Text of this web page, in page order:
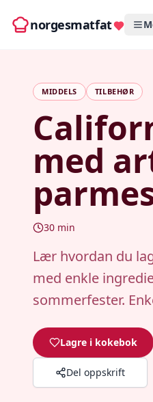
norgesmatfat
MIDDELS TILBEHØR
med
30 min
Lær hvordan du
med enkle
sommerfester.
Lagre i kokebok
Del oppskrift